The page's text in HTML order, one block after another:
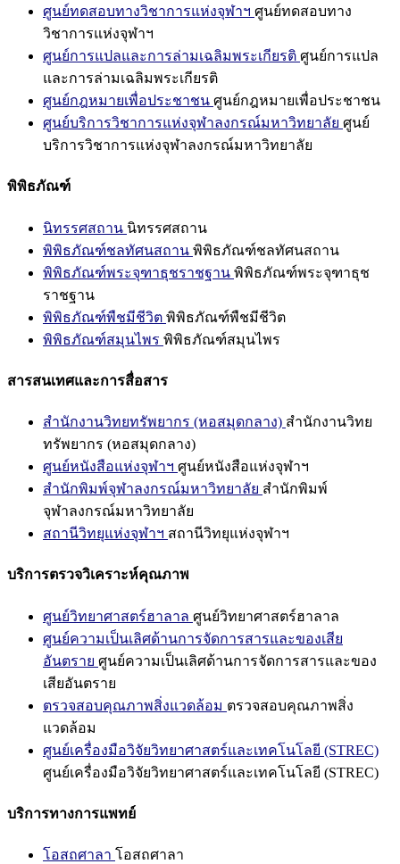
ศูนย์ทดสอบทางวิชาการแห่งจุฬาฯ ศูนย์ทดสอบทาง
วิชาการแห่งจุฬาฯ
ศูนย์การแปลและการล่ามเฉลิมพระเกียรติ ศูนย์การแปล
และการล่ามเฉลิมพระเกียรติ
ศูนย์กฎหมายเพื่อประชาชน ศูนย์กฎหมายเพื่อประชาชน
ศูนย์บริการวิชาการแห่งจุฬาลงกรณ์มหาวิทยาลัย ศูนย์
บริการวิชาการแห่งจุฬาลงกรณ์มหาวิทยาลัย
พิพิธภัณฑ์
นิทรรศสถาน นิทรรศสถาน
พิพิธภัณฑ์ชลทัศนสถาน พิพิธภัณฑ์ชลทัศนสถาน
พิพิธภัณฑ์พระจุฑาธุชราชฐาน พิพิธภัณฑ์พระจุฑาธุช
ราชฐาน
พิพิธภัณฑ์พืชมีชีวิต พิพิธภัณฑ์พืชมีชีวิต
พิพิธภัณฑ์สมุนไพร พิพิธภัณฑ์สมุนไพร
สารสนเทศและการสื่อสาร
สำนักงานวิทยทรัพยากร (หอสมุดกลาง) สำนักงานวิทย
ทรัพยากร (หอสมุดกลาง)
ศูนย์หนังสือแห่งจุฬาฯ ศูนย์หนังสือแห่งจุฬาฯ
สำนักพิมพ์จุฬาลงกรณ์มหาวิทยาลัย สำนักพิมพ์
จุฬาลงกรณ์มหาวิทยาลัย
สถานีวิทยุแห่งจุฬาฯ สถานีวิทยุแห่งจุฬาฯ
บริการตรวจวิเคราะห์คุณภาพ
ศูนย์วิทยาศาสตร์ฮาลาล ศูนย์วิทยาศาสตร์ฮาลาล
ศูนย์ความเป็นเลิศด้านการจัดการสารและของเสีย
อันตราย ศูนย์ความเป็นเลิศด้านการจัดการสารและของ
เสียอันตราย
ตรวจสอบคุณภาพสิ่งแวดล้อม ตรวจสอบคุณภาพสิ่ง
แวดล้อม
ศูนย์เครื่องมือวิจัยวิทยาศาสตร์และเทคโนโลยี (STREC)
ศูนย์เครื่องมือวิจัยวิทยาศาสตร์และเทคโนโลยี (STREC)
บริการทางการแพทย์
โอสถศาลา โอสถศาลา